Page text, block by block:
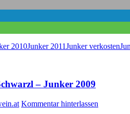
2010Junker 2011Junker verkosten
– Junker 2009
Kommentar hinterlassen